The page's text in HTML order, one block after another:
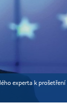
experta k prošetření